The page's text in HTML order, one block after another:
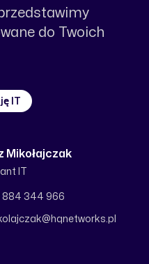
do Twoich
IT
Mikołajczak
IT
884 344 966